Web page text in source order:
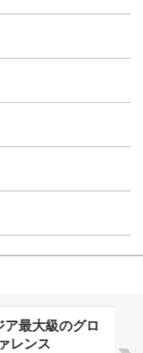
最大級のグロ
レンス